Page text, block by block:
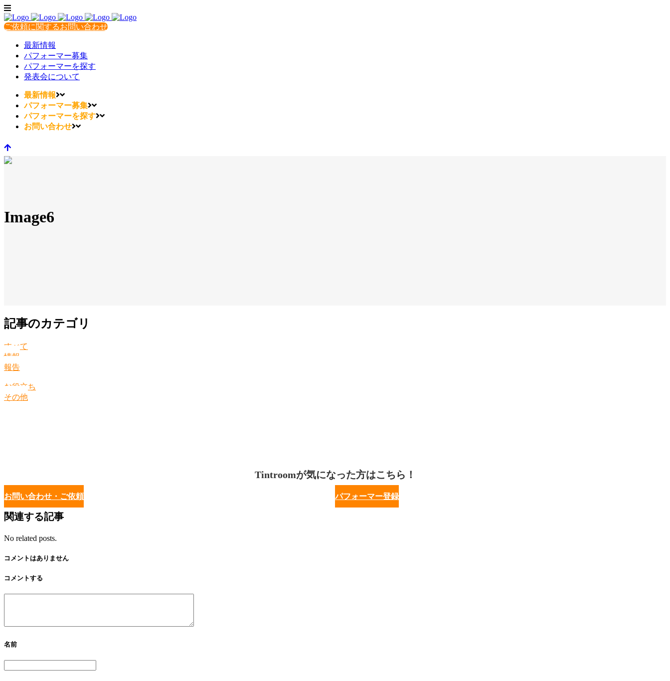
ご依頼に関するお問い合わせ
最新情報
パフォーマー募集
パフォーマーを探す
発表会について
最新情報
パフォーマー募集
パフォーマーを探す
お問い合わせ
Image6
記事のカテゴリ
すべて
情報
報告
お役立ち
その他
Tintroomが気になった方はこちら！
お問い合わせ・ご依頼 パフォーマー登録
関連する記事
No related posts.
コメントはありません
コメントする
名前